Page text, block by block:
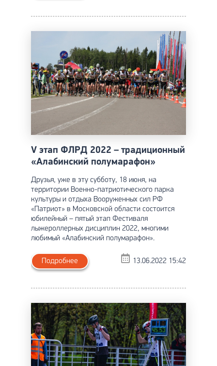
V этап ФЛРД 2022 – традиционный
«Алабинский полумарафон»
Друзья, уже в эту субботу, 18 июня, на
территории Военно-патриотического парка
культуры и отдыха Вооруженных сил РФ
«Патриот» в Московской области состоится
юбилейный – пятый этап Фестиваля
лыжероллерных дисциплин 2022, многими
любимый «Алабинский полумарафон».
Подробнее 13.06.2022 15:42